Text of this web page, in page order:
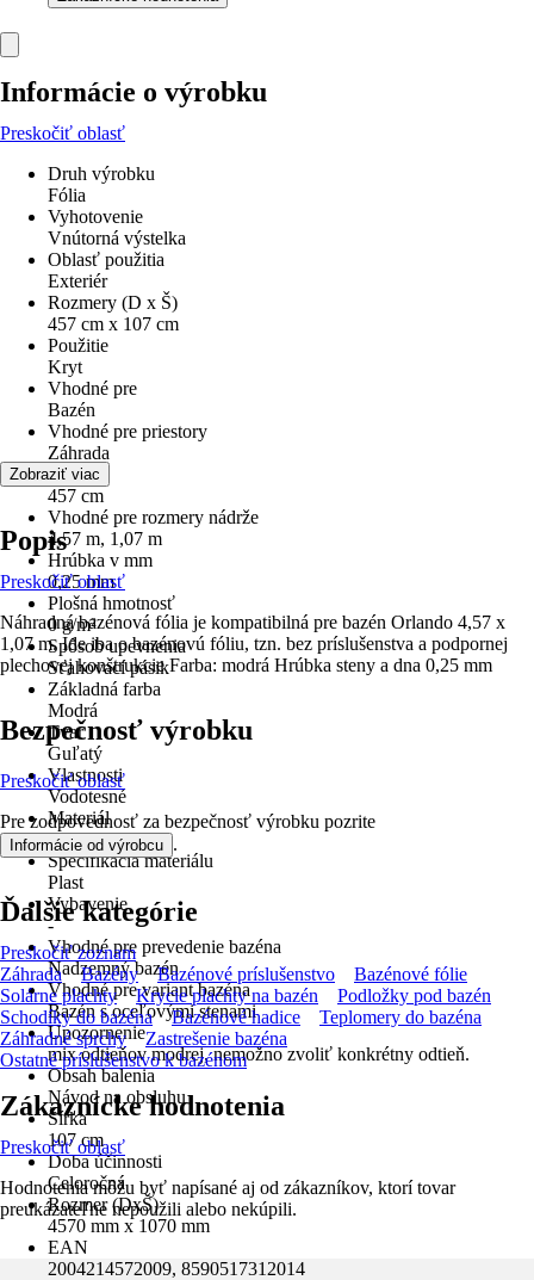
Informácie o výrobku
Preskočiť oblasť
Druh výrobku
Fólia
Vyhotovenie
Vnútorná výstelka
Oblasť použitia
Exteriér
Rozmery (D x Š)
457 cm x 107 cm
Použitie
Kryt
Vhodné pre
Bazén
Vhodné pre priestory
Záhrada
Dĺžka
457 cm
Vhodné pre rozmery nádrže
4,57 m, 1,07 m
Hrúbka v mm
0,25 mm
Plošná hmotnosť
0 g/m²
Spôsob upevnenia
Sťahovací pásik
Základná farba
Modrá
Tvar
Guľatý
Vlastnosti
Vodotesné
Materiál
Plast
Špecifikácia materiálu
Plast
Vybavenie
-
Vhodné pre prevedenie bazéna
Nadzemný bazén
Vhodné pre variant bazéna
Bazén s oceľovými stenami
Upozornenie
mix odtieňov modrej, nemožno zvoliť konkrétny odtieň.
Obsah balenia
Návod na obsluhu
Šírka
107 cm
Doba účinnosti
Celoročná
Rozmer (DxŠ)
4570 mm x 1070 mm
EAN
2004214572009, 8590517312014
Zobraziť viac
Popis
Preskočiť oblasť
Náhradná bazénová fólia je kompatibilná pre bazén Orlando 4,57 x
1,07 m. Ide iba o bazénovú fóliu, tzn. bez príslušenstva a podpornej
plechovej konštrukcie Farba: modrá Hrúbka steny a dna 0,25 mm
Bezpečnosť výrobku
Preskočiť oblasť
Pre zodpovednosť za bezpečnosť výrobku pozrite
Informácie od výrobcu .
Ďalšie kategórie
Preskočiť zoznam
Záhrada
Bazény Bazénové príslušenstvo
Bazénové fólie
Solárne plachty
Krycie plachty na bazén
Podložky pod bazén
Schodíky do bazéna
Bazénové hadice
Teplomery do bazéna
Záhradné sprchy
Zastrešenie bazéna
Ostatné príslušenstvo k bazénom
Zákaznícke hodnotenia
Preskočiť oblasť
Hodnotenia môžu byť napísané aj od zákazníkov, ktorí tovar
preukázateľne nepoužili alebo nekúpili.